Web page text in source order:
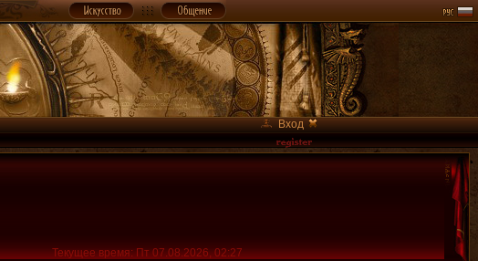
Вход
Текущее время: Пт 07.08.2026, 02:27